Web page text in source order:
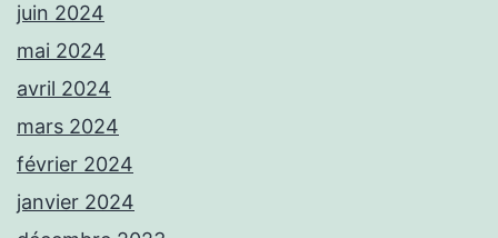
juin 2024
mai 2024
avril 2024
mars 2024
février 2024
janvier 2024